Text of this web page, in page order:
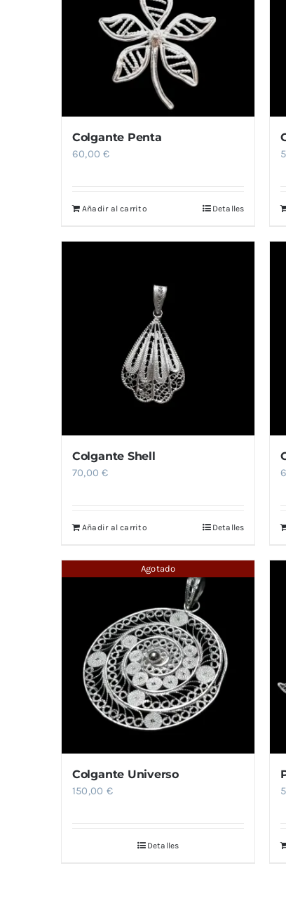
Colgante Penta
60,00€
Añadir al carrito Detalles
Colgante Shell
70,00€
Añadir al carrito Detalles
Agotado
Colgante Universo
150,00 €
Detalles